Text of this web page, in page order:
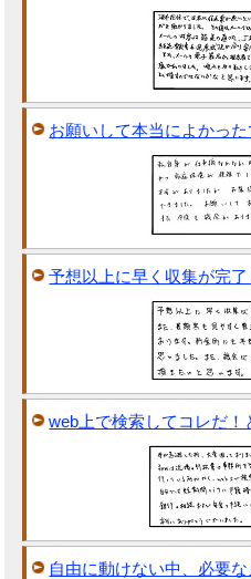
お願いして本当によかった
予想以上に早く収集が完
web上で検索してコレだ！
自由に動けない中、必要